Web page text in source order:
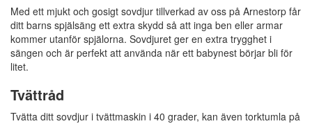
Med ett mjukt och gosigt sovdjur tillverkad av oss på Arnestorp får
ditt barns spjälsäng ett extra skydd så att inga ben eller armar
kommer utanför spjälorna. Sovdjuret ger en extra trygghet i
sängen och är perfekt att använda när ett babynest börjar bli för
litet.
Tvättråd
Tvätta ditt sovdjur i tvättmaskin i 40 grader, kan även torktumla på